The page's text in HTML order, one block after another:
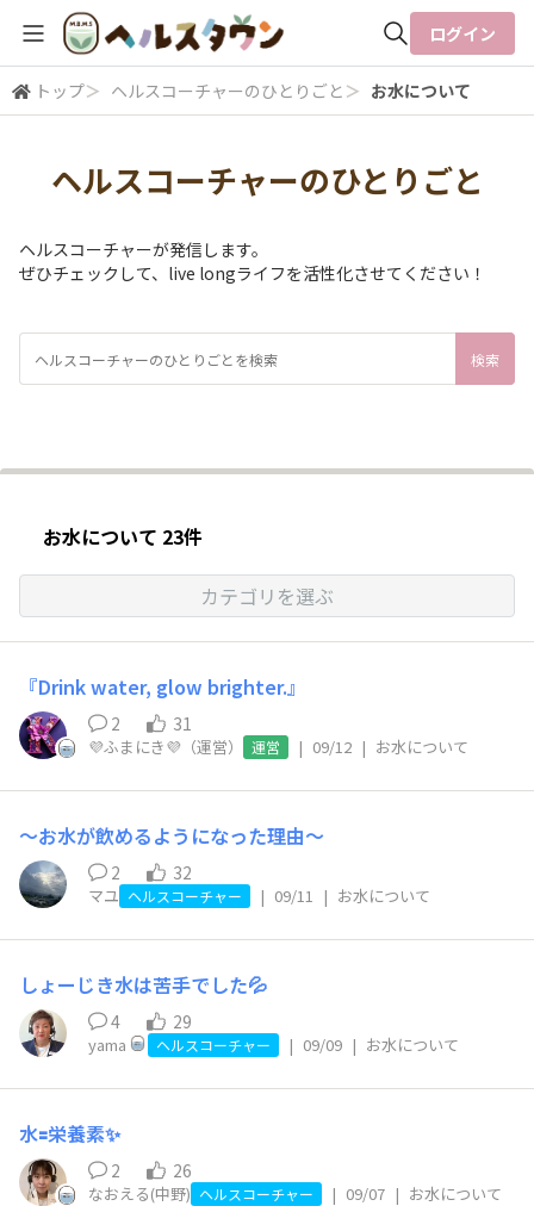
全体検索
検索
ログイン
トップ＞ ヘルスコーチャーのひとりごと ＞ お水について
ヘルスコーチャーのひとりごと
ヘルスコーチャーが発信します。
ぜひチェックして、live longライフを活性化させてください！
お水について 23件
カテゴリを選ぶ
『Drink water, glow brighter.』
2 31
💜ふまにき💜（運営） 運営 | 09/12 | お水について
〜お水が飲めるようになった理由〜
2 32
マユ ヘルスコーチャー | 09/11 | お水について
しょーじき水は苦手でした💦
4 29
yama ヘルスコーチャー | 09/09 | お水について
水🟰栄養素✨
2 26
なおえる(中野) ヘルスコーチャー | 09/07 | お水について